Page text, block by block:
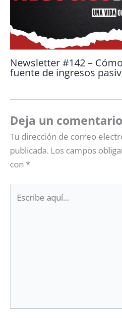
Newsletter #142 –
fuente de ingresos
Deja un comentario
Tu dirección de correo
publicada. Los campos
con *
aquí...